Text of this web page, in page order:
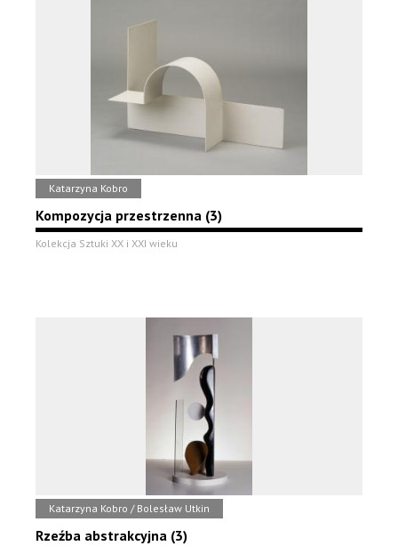
Katarzyna Kobro
Kompozycja przestrzenna (3)
Kolekcja Sztuki XX i XXI wieku
Katarzyna Kobro / Bolesław Utkin
Rzeźba abstrakcyjna (3)